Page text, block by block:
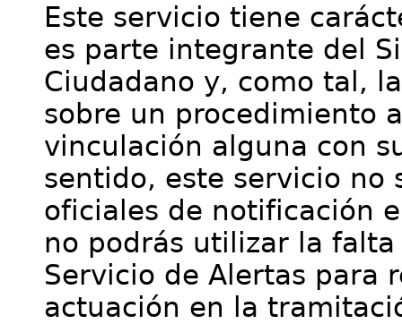
Este servicio tiene
es parte integrante del
Ciudadano y, como tal,
sobre un procedimiento
vinculación alguna con
sentido, este servicio no
oficiales de notificación
no podrás utilizar la
Servicio de Alertas para
actuación en la